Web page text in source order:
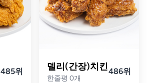
485위 델리(간장)치킨
한줄평 0개
486위